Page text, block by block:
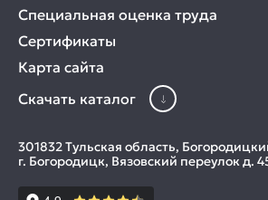
Специальная оценка труда
Сертификаты
Карта сайта
Скачать каталог
301832 Тульская область,
г. Богородицк, Вязовский переулок д.